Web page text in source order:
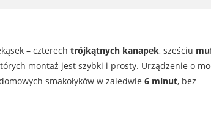
– czterech trójkątnych kanapek, sześciu
montaż jest szybki i prosty. Urządzenie o
smakołyków w zaledwie 6 minut, bez